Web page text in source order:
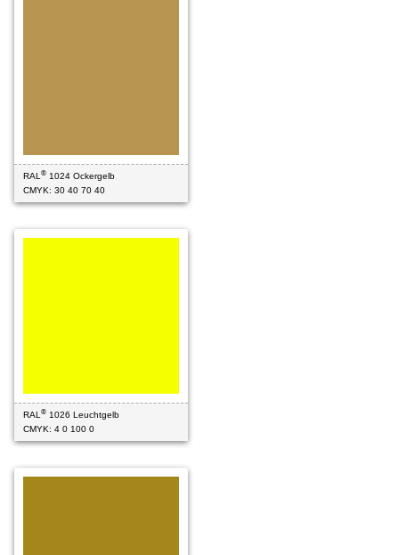
RAL® 1024 Ockergelb
CMYK: 30 40 70 40
RAL® 1026 Leuchtgelb
CMYK: 4 0 100 0